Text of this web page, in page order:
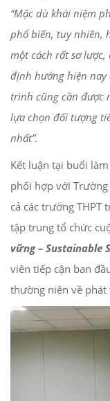
“Mặc dù khái niệm
phổ biến, tuy nhiên,
một cách rất sơ
định hướng hiện nay
trình cũng cần được
lựa chọn đối tượng
nhất”.
Kết luận tại buổi
phối hợp với
cả các trường THPT
tập trung tổ chức
vững – Sustainable
viên tiếp cận ban
thường niên về